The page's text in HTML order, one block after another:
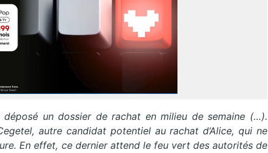
un dossier de rachat en milieu de semaine (…).
autre candidat potentiel au rachat d’Alice, qui ne
En effet, ce dernier attend le feu vert des autorités de